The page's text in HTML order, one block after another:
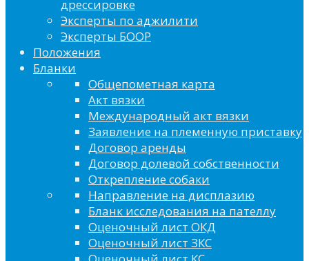
дрессировке
Эксперты по аджилити
Эксперты БООР
Положения
Бланки
Общепометная карта
Акт вязки
Международный акт вязки
Заявление на племенную приставку
Договор аренды
Договор долевой собственности
Открепление собаки
Направление на дисплазию
Бланк исследования на пателлу
Оценочный лист ОКД
Оценочный лист ЗКС